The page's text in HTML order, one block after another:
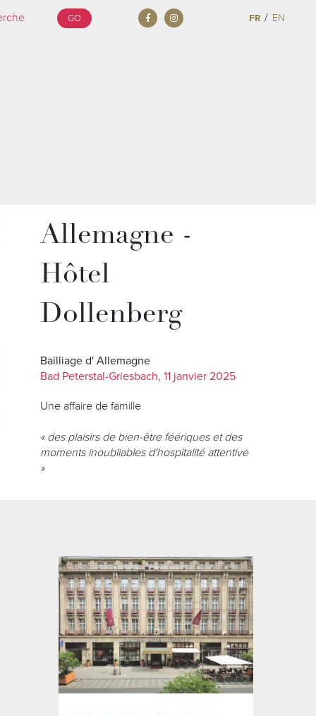
GO FR / EN
Allemagne -
Hôtel
Dollenberg
Bailliage d' Allemagne
Bad Peterstal-Griesbach, 11 janvier 2025
Une affaire de famille
« des plaisirs de bien-être féériques et des
moments inoubliables d'hospitalité attentive
»